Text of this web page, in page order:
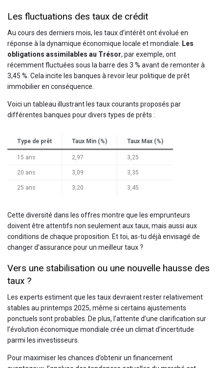
Les fluctuations des taux de crédit
Au cours des derniers mois, les taux d’intérêt ont évolué en
réponse à la dynamique économique locale et mondiale.
Les
obligations assimilables au Trésor, par exemple, ont
récemment fluctuées sous la barre des 3 % avant de remonter à
3,45 %. Cela incite les banques à revoir leur politique de prêt
immobilier en conséquence.
Voici un tableau illustrant les taux courants proposés par
différentes banques pour divers types de prêts :
Type de prêt Taux Min (%) Taux Max (%)
15 ans 2,97 3,25
20 ans 3,09 3,35
25 ans 3,20 3,45
Cette diversité dans les offres montre que les emprunteurs
doivent être attentifs non seulement aux taux, mais aussi aux
conditions de chaque proposition. Et toi, as-tu déjà envisagé de
changer d’assurance pour un meilleur taux ?
Vers une stabilisation ou une nouvelle hausse des
taux ?
Les experts estiment que les taux devraient rester relativement
stables au printemps 2025, même si certains ajustements
ponctuels sont probables. De plus, l’attente d’une clarification sur
l’évolution économique mondiale crée un climat d’incertitude
parmi les investisseurs.
Pour maximiser les chances d’obtenir un financement